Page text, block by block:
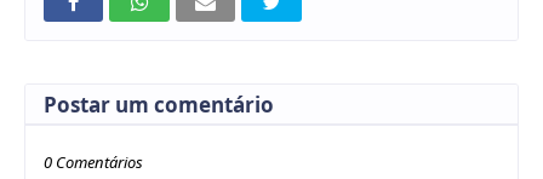
Postar um comentário
0 Comentários